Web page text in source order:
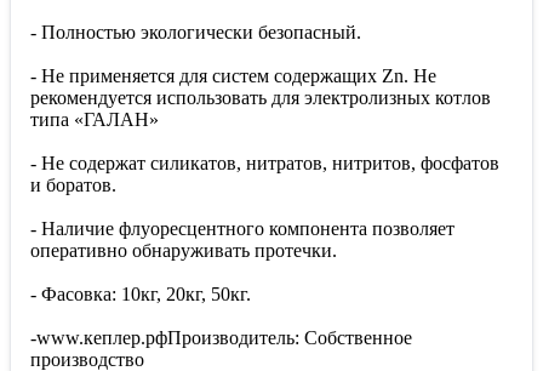
- Полностью экологически безопасный.
- Не применяется для систем содержащих Zn. Не
рекомендуется использовать для электролизных котлов
типа «ГАЛАН»
- Не содержат силикатов, нитратов, нитритов, фосфатов
и боратов.
- Наличие флуоресцентного компонента позволяет
оперативно обнаруживать протечки.
- Фасовка: 10кг, 20кг, 50кг.
-www.кеплер.рфПроизводитель: Собственное
производство